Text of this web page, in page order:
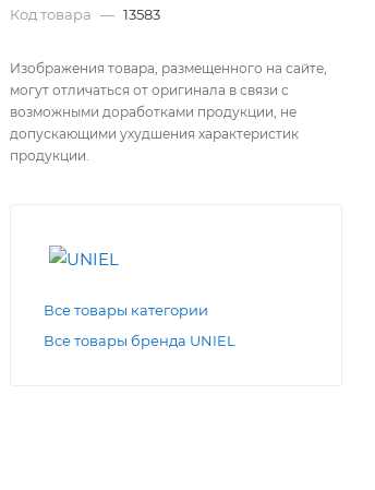
Код товара — 13583
Изображения товара, размещенного на сайте,
могут отличаться от оригинала в связи с
возможными доработками продукции, не
допускающими ухудшения характеристик
продукции.
Все товары категории
Все товары бренда UNIEL